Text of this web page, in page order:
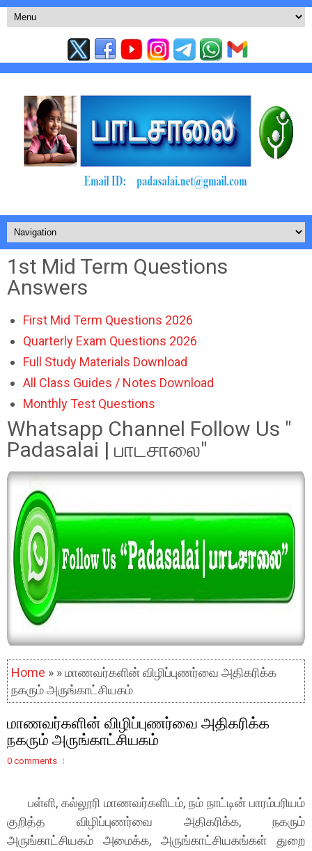
1st Mid Term Questions
Answers
First Mid Term Questions 2026
Quarterly Exam Questions 2026
Full Study Materials Download
All Class Guides / Notes Download
Monthly Test Questions
Whatsapp Channel Follow Us "
Padasalai | பாடசாலை"
Home » » மாணவர்களின் விழிப்புணர்வை அதிகரிக்க
நகரும் அருங்காட்சியகம்
மாணவர்களின் விழிப்புணர்வை அதிகரிக்க
நகரும் அருங்காட்சியகம்
0 comments
பள்ளி, கல்லூரி மாணவர்களிடம், நம் நாட்டின் பாரம்பரியம்
குறித்த விழிப்புணர்வை அதிகரிக்க, நகரும்
அருங்காட்சியகம் அமைக்க, அருங்காட்சியகங்கள் துறை